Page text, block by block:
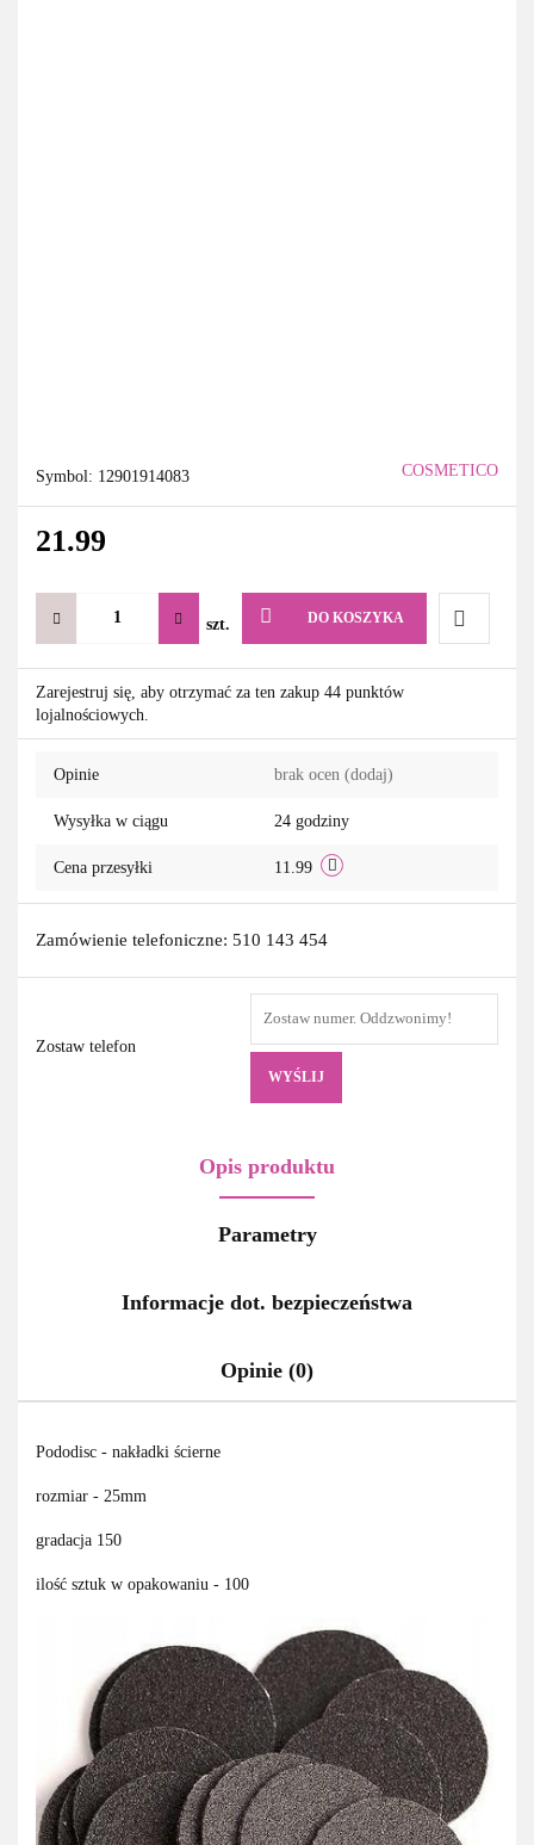
Symbol: 12901914083 COSMETICO
21.99
szt. DO KOSZYKA
Do
Zarejestruj się, aby otrzymać za ten zakup 44 punktów
lojalnościowych.
Opinie brak ocen (dodaj)
Wysyłka w ciągu 24 godziny
Cena przesyłki 11.99
Zamówienie telefoniczne: 510 143 454
Zostaw telefon
WYŚLIJ
Opis produktu
Parametry
Informacje dot. bezpieczeństwa
Opinie (0)
Pododisc - nakładki ścierne
rozmiar - 25mm
gradacja 150
ilość sztuk w opakowaniu - 100